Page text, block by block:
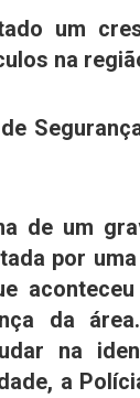
um
na
de um
por
da
na
a